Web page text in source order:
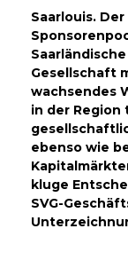
Saarlouis.
Gesellschaft
wachsendes
in der Region
ebenso wie
kluge
SVG-